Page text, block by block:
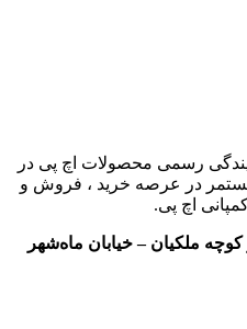
رسمی محصولات اچ پی در
مستمر در عرصه خرید ، فروش و
اچ پی.
کوچه ملکیان – خیابان ماه‌شهر